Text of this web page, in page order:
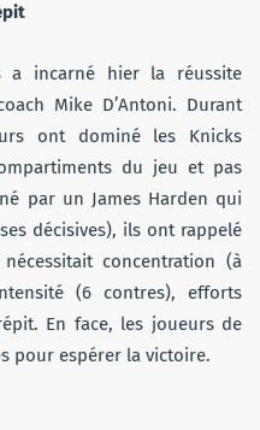
a incarné hier la réussite
Mike D’Antoni. Durant
ont dominé les Knicks
du jeu et pas
par un James Harden qui
décisives), ils ont rappelé
concentration (à
(6 contres), efforts
En face, les joueurs de
pour espérer la victoire.